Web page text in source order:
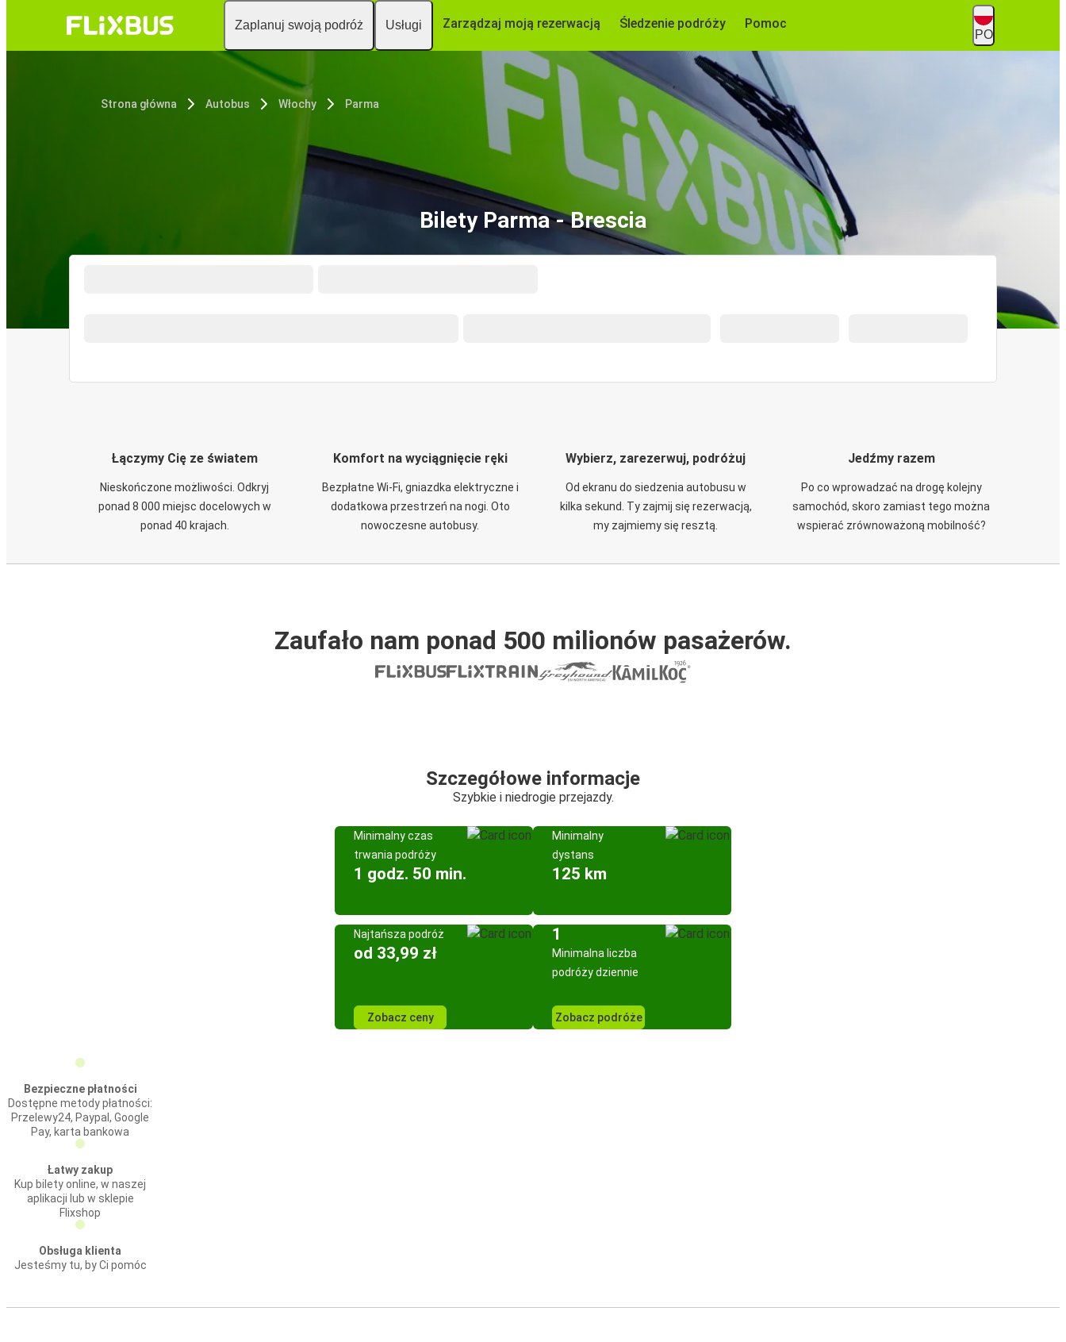
Zaplanuj swoją podróż Usługi Zarządzaj moją rezerwacją Śledzenie podróży Pomoc
PO
Strona główna Autobus Włochy Parma
Bilety Parma - Brescia
Łączymy Cię ze światem
Nieskończone możliwości. Odkryj
ponad 8 000 miejsc docelowych w
ponad 40 krajach.
Komfort na wyciągnięcie ręki
Bezpłatne Wi-Fi, gniazdka elektryczne i
dodatkowa przestrzeń na nogi. Oto
nowoczesne autobusy.
Wybierz, zarezerwuj, podróżuj
Od ekranu do siedzenia autobusu w
kilka sekund. Ty zajmij się rezerwacją,
my zajmiemy się resztą.
Jedźmy razem
Po co wprowadzać na drogę kolejny
samochód, skoro zamiast tego można
wspierać zrównoważoną mobilność?
Zaufało nam ponad 500 milionów pasażerów.
Szczegółowe informacje
Szybkie i niedrogie przejazdy.
Minimalny czas
trwania podróży
1 godz. 50 min.
Minimalny
dystans
125 km
Najtańsza podróż
od 33,99 zł
Zobacz ceny
1
Minimalna liczba
podróży dziennie
Zobacz podróże
Bezpieczne płatności
Dostępne metody płatności:
Przelewy24, Paypal, Google
Pay, karta bankowa
Łatwy zakup
Kup bilety online, w naszej
aplikacji lub w sklepie
Flixshop
Obsługa klienta
Jesteśmy tu, by Ci pomóc